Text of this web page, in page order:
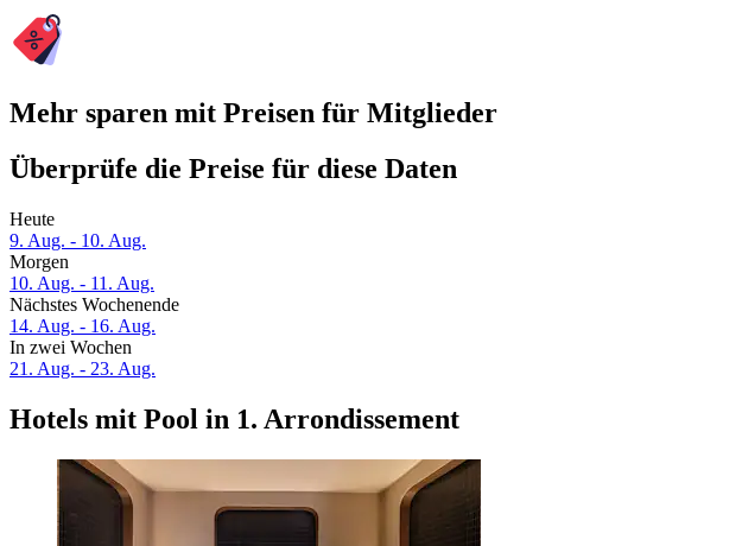
Mehr sparen mit Preisen für Mitglieder
Überprüfe die Preise für diese Daten
Heute
9. Aug. - 10. Aug.
Morgen
10. Aug. - 11. Aug.
Nächstes Wochenende
14. Aug. - 16. Aug.
In zwei Wochen
21. Aug. - 23. Aug.
Hotels mit Pool in 1. Arrondissement